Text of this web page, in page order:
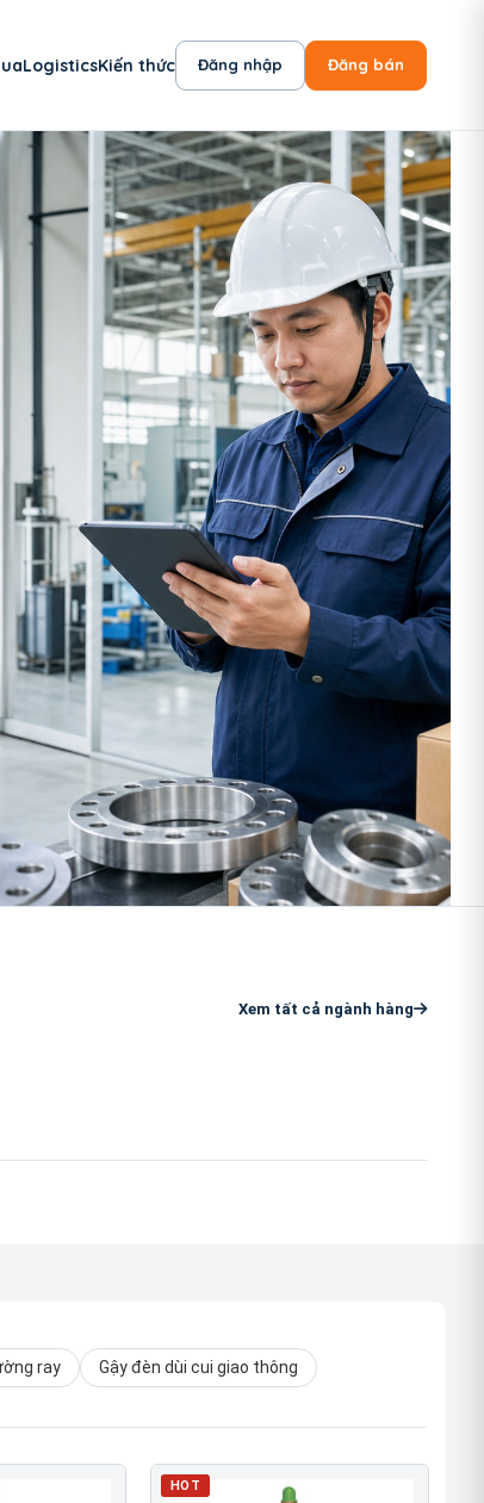
LogisticsKiến thức Đăng nhập Đăng bán
Xem tất cả ngành hàng
ray Gậy đèn dùi cui giao thông
HOT